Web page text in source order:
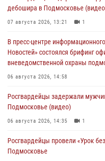
дебошира в Подмосковье
07 августа 2026, 13:21 1
В пресс-центре
Новостей» состоялся брифинг
вневедомственной охраны
06 августа 2026, 14:58
Росгвардейцы задержали
Подмосковье (видео)
06 августа 2026, 14:35 1
Росгвардейцы провели «Урок
Подмосковье